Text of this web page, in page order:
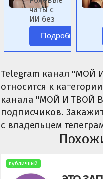
чаты с
ИИ без
цензуры.
Подробнее
Telegram канал "МОЙ
относится к
канала "МОЙ И ТВОЙ
подписчиков.
с владельцем
публичный